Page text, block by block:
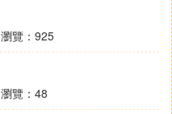
瀏覽：925
瀏覽：48